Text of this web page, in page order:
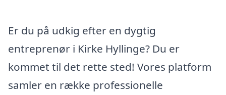
Er du på udkig efter en dygtig
entreprenør i Kirke Hyllinge? Du er
kommet til det rette sted! Vores platform
samler en række professionelle